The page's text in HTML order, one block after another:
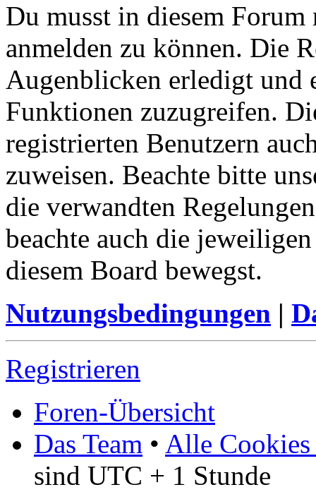
Du musst in diesem
anmelden zu können. Die
Augenblicken erledigt und
Funktionen zuzugreifen.
registrierten Benutzern
zuweisen. Beachte bitte
die verwandten
beachte auch die
diesem Board bewegst.
Nutzungsbedingungen |
Registrieren
Foren-Übersicht
Das Team • Alle Cookies
sind UTC + 1 Stunde